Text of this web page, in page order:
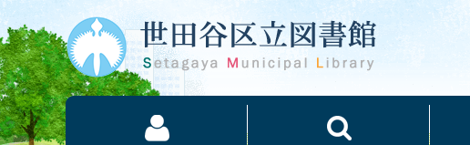
本文へ